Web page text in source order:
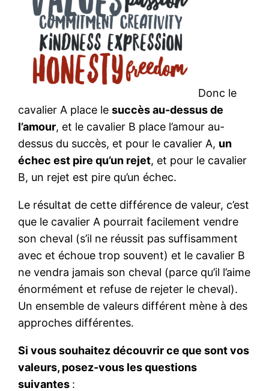
Donc le
cavalier A place lesuccès au-dessus de
l’amour, et le cavalier B place l’amour au-
dessus du succès, et pour le cavalier A, un
échec est pire qu’un rejet, et pour le cavalier
B, un rejet est pire qu’un échec.
Le résultat de cette différence de valeur, c’est
que le cavalier A pourrait facilement vendre
son cheval (s’il ne réussit pas suffisamment
avec et échoue trop souvent) et le cavalier B
ne vendra jamais son cheval (parce qu’il l’aime
énormément et refuse de rejeter le cheval).
Un ensemble de valeurs différent mène à des
approches différentes.
Si vous souhaitez découvrir ce que sont vos
valeurs, posez-vous les questions
suivantes :